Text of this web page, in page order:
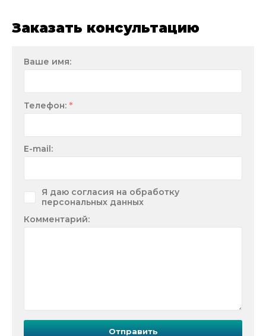
Заказать консультацию
Ваше имя:
Телефон: *
E-mail:
Я даю согласия на обработку
персональных данных
Комментарий:
Отправить